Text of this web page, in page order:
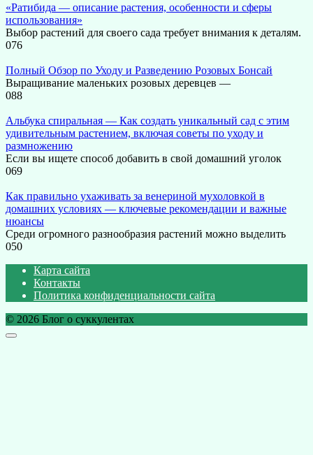
«Ратибида — описание растения, особенности и сферы
использования»
Выбор растений для своего сада требует внимания к деталям.
076
Полный Обзор по Уходу и Разведению Розовых Бонсай
Выращивание маленьких розовых деревцев —
088
Альбука спиральная — Как создать уникальный сад с этим
удивительным растением, включая советы по уходу и
размножению
Если вы ищете способ добавить в свой домашний уголок
069
Как правильно ухаживать за венериной мухоловкой в
домашних условиях — ключевые рекомендации и важные
нюансы
Среди огромного разнообразия растений можно выделить
050
Карта сайта
Контакты
Политика конфиденциальности сайта
© 2026 Блог о суккулентах